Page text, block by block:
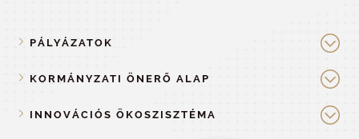
PÁLYÁZATOK
KORMÁNYZATI ÖNERŐ ALAP
INNOVÁCIÓS ÖKOSZISZTÉMA